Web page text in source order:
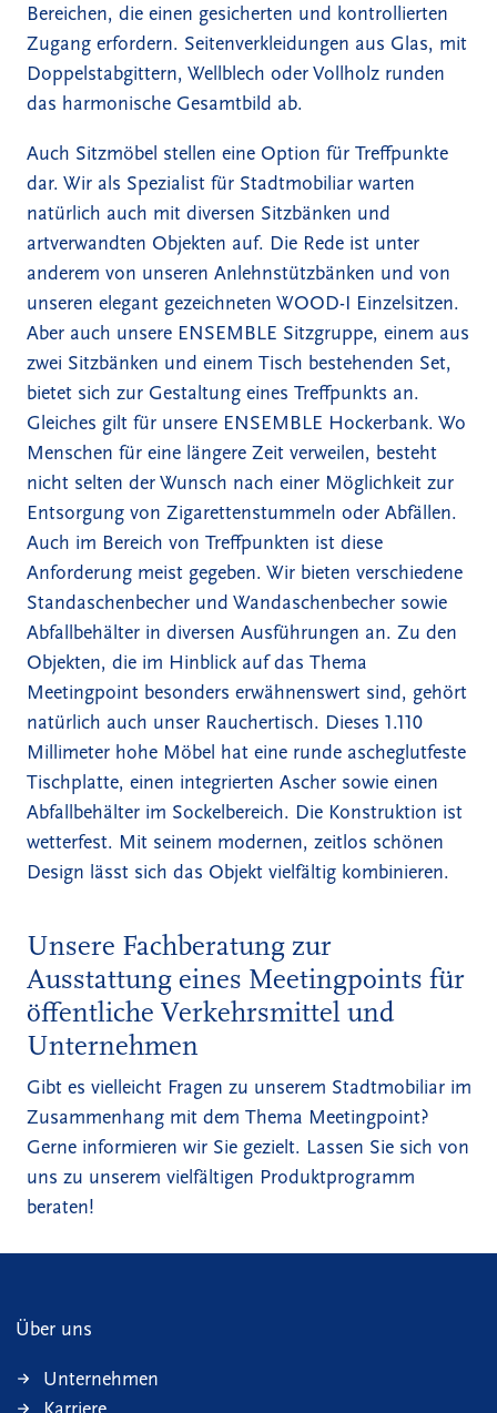
Bereichen, die einen gesicherten und kontrollierten
Zugang erfordern. Seitenverkleidungen aus Glas, mit
Doppelstabgittern, Wellblech oder Vollholz runden
das harmonische Gesamtbild ab.
Auch Sitzmöbel stellen eine Option für Treffpunkte
dar. Wir als Spezialist für Stadtmobiliar warten
natürlich auch mit diversen Sitzbänken und
artverwandten Objekten auf. Die Rede ist unter
anderem von unseren Anlehnstützbänken und von
unseren elegant gezeichneten WOOD-I Einzelsitzen.
Aber auch unsere ENSEMBLE Sitzgruppe, einem aus
zwei Sitzbänken und einem Tisch bestehenden Set,
bietet sich zur Gestaltung eines Treffpunkts an.
Gleiches gilt für unsere ENSEMBLE Hockerbank. Wo
Menschen für eine längere Zeit verweilen, besteht
nicht selten der Wunsch nach einer Möglichkeit zur
Entsorgung von Zigarettenstummeln oder Abfällen.
Auch im Bereich von Treffpunkten ist diese
Anforderung meist gegeben. Wir bieten verschiedene
Standaschenbecher und Wandaschenbecher sowie
Abfallbehälter in diversen Ausführungen an. Zu den
Objekten, die im Hinblick auf das Thema
Meetingpoint besonders erwähnenswert sind, gehört
natürlich auch unser Rauchertisch. Dieses 1.110
Millimeter hohe Möbel hat eine runde ascheglutfeste
Tischplatte, einen integrierten Ascher sowie einen
Abfallbehälter im Sockelbereich. Die Konstruktion ist
wetterfest. Mit seinem modernen, zeitlos schönen
Design lässt sich das Objekt vielfältig kombinieren.
Unsere Fachberatung zur
Ausstattung eines Meetingpoints für
öffentliche Verkehrsmittel und
Unternehmen
Gibt es vielleicht Fragen zu unserem Stadtmobiliar im
Zusammenhang mit dem Thema Meetingpoint?
Gerne informieren wir Sie gezielt. Lassen Sie sich von
uns zu unserem vielfältigen Produktprogramm
beraten!
Über uns
Unternehmen